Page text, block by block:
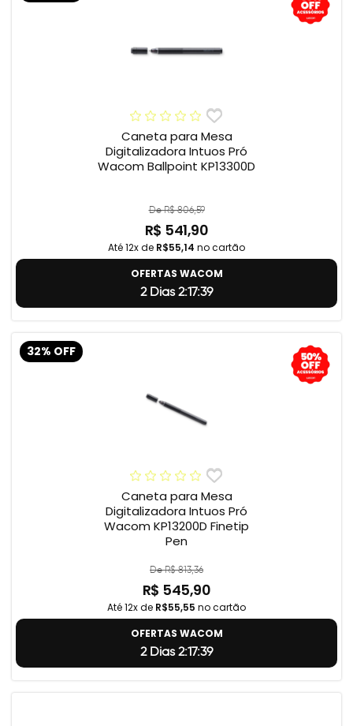
Caneta para Mesa
Digitalizadora Intuos Pró
Wacom Ballpoint KP13300D
De R$ 806,59
R$ 541,90
Até 12x de R$55,14 no cartão
OFERTAS WACOM
2 Dias 2:17:38
32% OFF
Caneta para Mesa
Digitalizadora Intuos Pró
Wacom KP13200D Finetip
Pen
De R$ 813,36
R$ 545,90
Até 12x de R$55,55 no cartão
OFERTAS WACOM
2 Dias 2:17:38